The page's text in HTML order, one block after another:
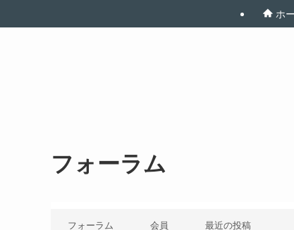
ホ
フォーラム
フォーラム 会員 最近の投稿